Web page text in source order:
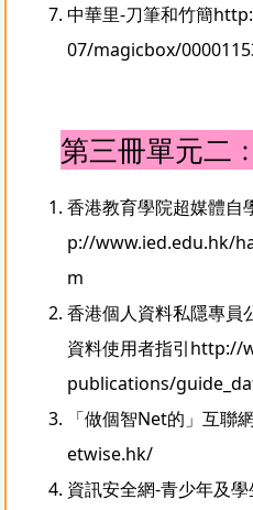
中華里-刀筆和竹簡
07/magicbox/
第三冊單元二
香港教育學院超媒體自
p://www.ied.edu.hk/
m
香港個人資料私隱專員
資料使用者指引http://
publications/
「做個智Net的」互聯
etwise.hk/
資訊安全網-青少年及學